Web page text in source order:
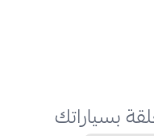
بسياراتك